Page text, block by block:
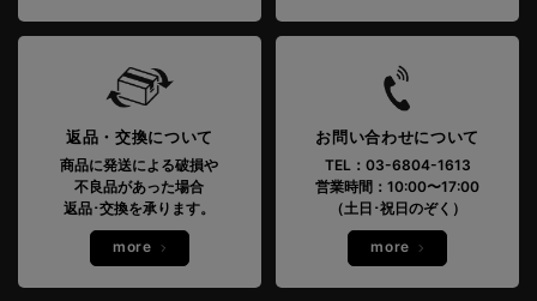
返品・交換について
商品に発送による破損や
不良品があった場合
返品･交換を承ります。
more
お問い合わせについて
TEL：03-6804-1613
営業時間：10:00〜17:00
（土日･祝日のぞく）
more